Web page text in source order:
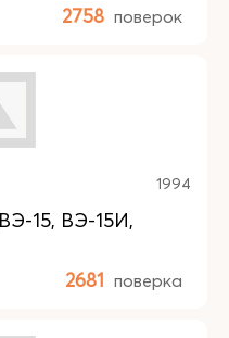
2758 поверок
1994
15, ВЭ-15И,
2681 поверка